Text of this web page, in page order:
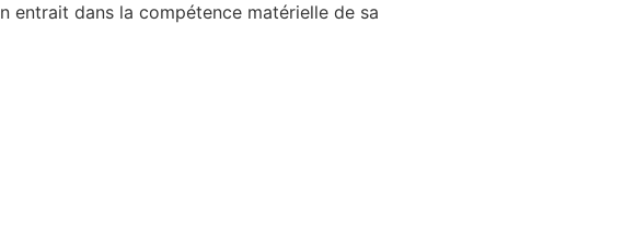
entrait dans la compétence matérielle de sa